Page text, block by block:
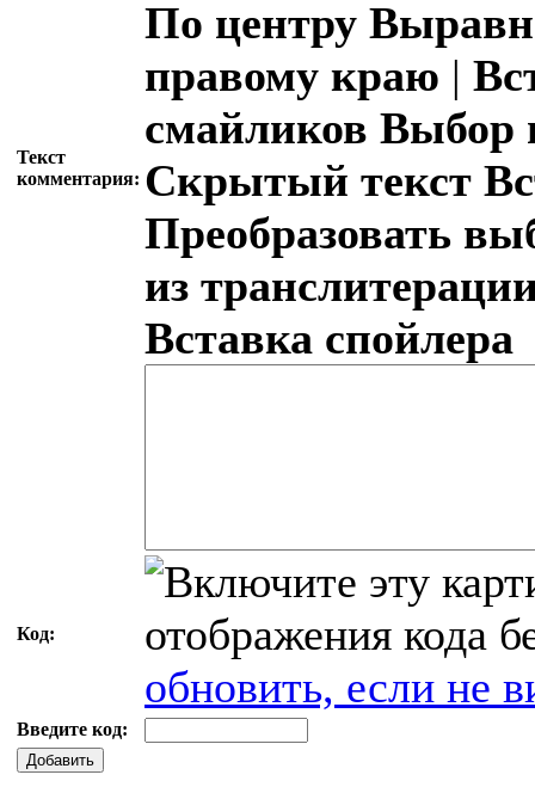
Текст
комментария:
По центру
правому краю |
смайликов Выбор
Скрытый текст
Преобразовать
из
Вставка спойлера
Код:
обновить, если не
Введите код:
Добавить